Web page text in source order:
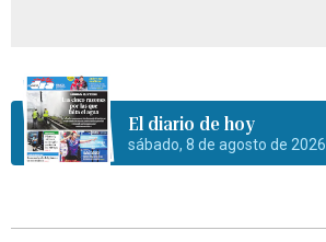
El diario de hoy
sábado, 8 de agosto de 2026